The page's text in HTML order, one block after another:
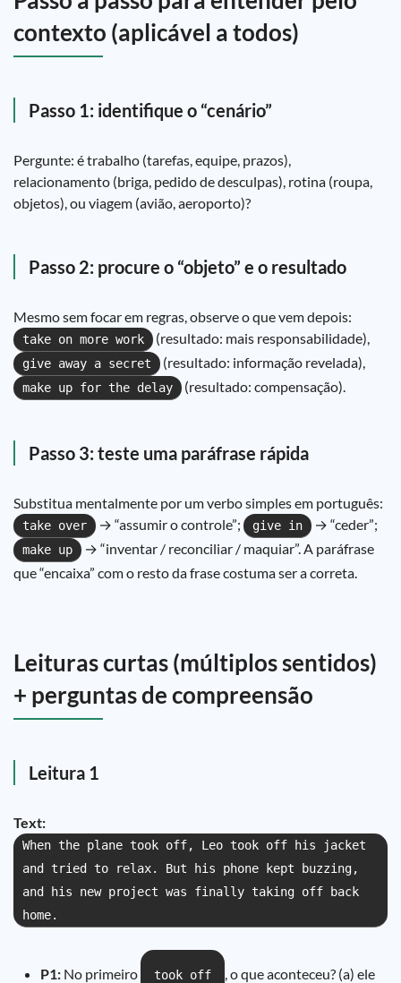
contexto (aplicável a todos)
Passo 1: identifique o “cenário”
Pergunte: é trabalho (tarefas, equipe, prazos),
relacionamento (briga, pedido de desculpas), rotina (roupa,
objetos), ou viagem (avião, aeroporto)?
Passo 2: procure o “objeto” e o resultado
Mesmo sem focar em regras, observe o que vem depois:
take on more work (resultado: mais responsabilidade),
give away a secret (resultado: informação revelada),
make up for the delay (resultado: compensação).
Passo 3: teste uma paráfrase rápida
Substitua mentalmente por um verbo simples em português:
take over → “assumir o controle”; give in → “ceder”;
make up
→ “inventar / reconciliar / maquiar”. A paráfrase
que “encaixa” com o resto da frase costuma ser a correta.
Leituras curtas (múltiplos sentidos)
+ perguntas de compreensão
Leitura 1
Text:
When the plane took off, Leo took off his jacket
and tried to relax. But his phone kept buzzing,
and his new project was finally taking off back
home.
P1: No primeiro took off , o que aconteceu? (a) ele